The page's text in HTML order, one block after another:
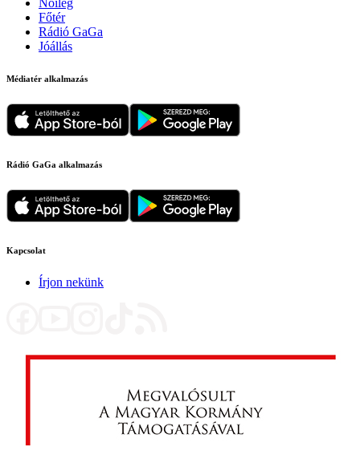
Nőileg
Főtér
Rádió GaGa
Jóállás
Médiatér alkalmazás
Rádió GaGa alkalmazás
Kapcsolat
Írjon nekünk